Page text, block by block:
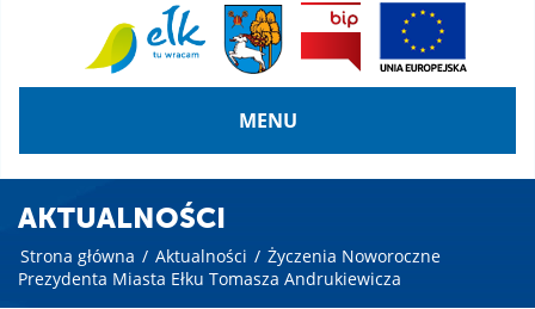
MENU
AKTUALNOŚCI
Strona główna / Aktualności / Życzenia Noworoczne
Prezydenta Miasta Ełku Tomasza Andrukiewicza